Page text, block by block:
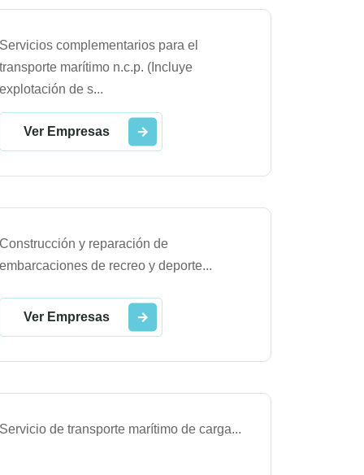
Servicios complementarios para el
transporte marítimo n.c.p. (Incluye
explotación de s...
Ver Empresas
Construcción y reparación de
embarcaciones de recreo y deporte...
Ver Empresas
Servicio de transporte marítimo de carga...